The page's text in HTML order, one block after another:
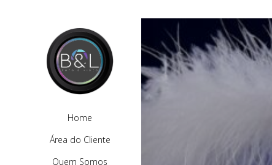
Home
Área do Cliente
Quem Somos